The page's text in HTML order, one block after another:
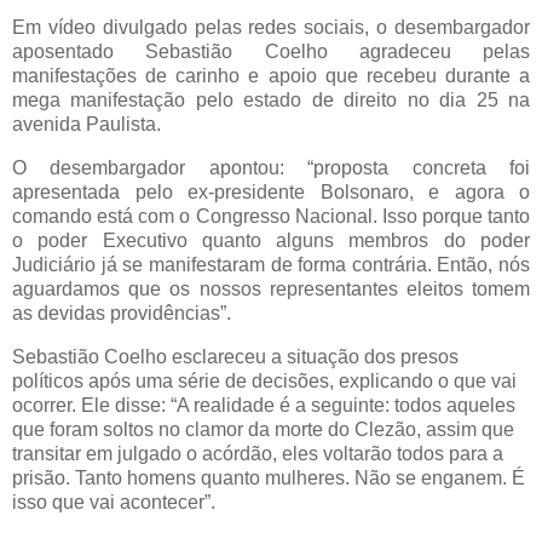
Em vídeo divulgado pelas redes sociais, o desembargador
aposentado Sebastião Coelho agradeceu pelas
manifestações de carinho e apoio que recebeu durante a
mega manifestação pelo estado de direito no dia 25 na
avenida Paulista.
O desembargador apontou: “proposta concreta foi
apresentada pelo ex-presidente Bolsonaro, e agora o
comando está com o Congresso Nacional. Isso porque tanto
o poder Executivo quanto alguns membros do poder
Judiciário já se manifestaram de forma contrária. Então, nós
aguardamos que os nossos representantes eleitos tomem
as devidas providências”.
Sebastião Coelho esclareceu a situação dos presos
políticos após uma série de decisões, explicando o que vai
ocorrer. Ele disse: “A realidade é a seguinte: todos aqueles
que foram soltos no clamor da morte do Clezão, assim que
transitar em julgado o acórdão, eles voltarão todos para a
prisão. Tanto homens quanto mulheres. Não se enganem. É
isso que vai acontecer”.